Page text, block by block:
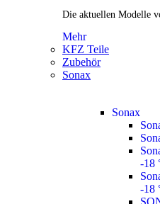
Die aktuellen Modelle
Mehr
KFZ Teile
Zubehör
Sonax
Sonax
-18
-18